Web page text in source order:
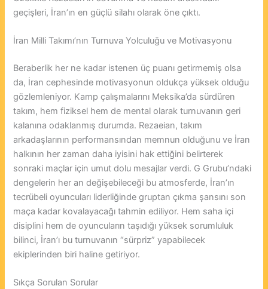
geçişleri, İran’ın en güçlü silahı olarak öne çıktı.
İran Milli Takımı’nın Turnuva Yolculuğu ve Motivasyonu
Beraberlik her ne kadar istenen üç puanı getirmemiş olsa
da, İran cephesinde motivasyonun oldukça yüksek olduğu
gözlemleniyor. Kamp çalışmalarını Meksika’da sürdüren
takım, hem fiziksel hem de mental olarak turnuvanın geri
kalanına odaklanmış durumda. Rezaeian, takım
arkadaşlarının performansından memnun olduğunu ve İran
halkının her zaman daha iyisini hak ettiğini belirterek
sonraki maçlar için umut dolu mesajlar verdi. G Grubu’ndaki
dengelerin her an değişebileceği bu atmosferde, İran’ın
tecrübeli oyuncuları liderliğinde gruptan çıkma şansını son
maça kadar kovalayacağı tahmin ediliyor. Hem saha içi
disiplini hem de oyuncuların taşıdığı yüksek sorumluluk
bilinci, İran’ı bu turnuvanın “sürpriz” yapabilecek
ekiplerinden biri haline getiriyor.
Sıkça Sorulan Sorular